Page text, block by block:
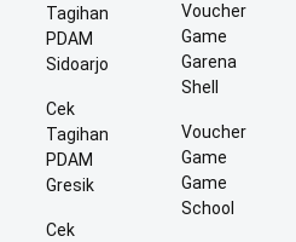
Tagihan
PDAM
Sidoarjo
Cek
Tagihan
PDAM
Gresik
Cek
Voucher
Game
Garena
Shell
Voucher
Game
Game
School